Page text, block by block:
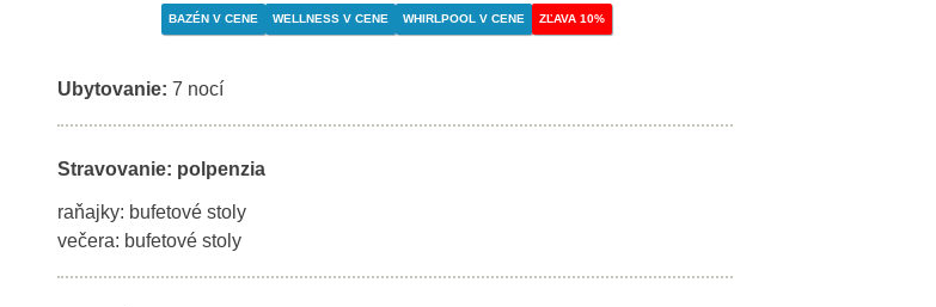
BAZÉN V CENE WELLNESS V CENE WHIRLPOOL V CENE ZĽAVA 10%
Ubytovanie: 7 nocí
Stravovanie: polpenzia
raňajky: bufetové stoly
večera: bufetové stoly